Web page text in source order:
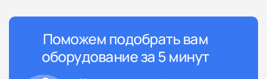
Поможем подобрать вам
оборудование за 5 минут